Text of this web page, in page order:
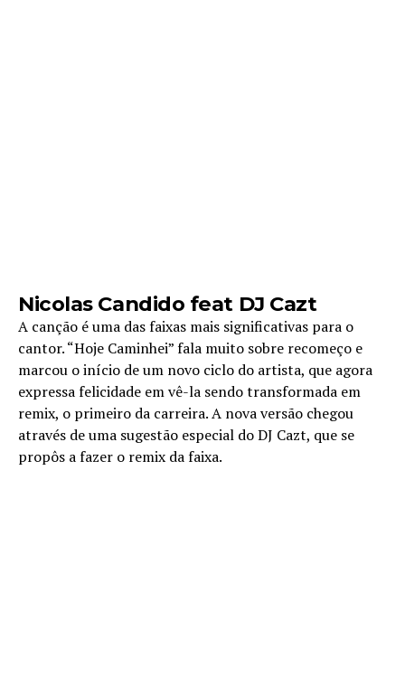
Nicolas Candido feat DJ Cazt
A canção é uma das faixas mais significativas para o
cantor. “Hoje Caminhei” fala muito sobre recomeço e
marcou o início de um novo ciclo do artista, que agora
expressa felicidade em vê-la sendo transformada em
remix, o primeiro da carreira. A nova versão chegou
através de uma sugestão especial do DJ Cazt, que se
propôs a fazer o remix da faixa.